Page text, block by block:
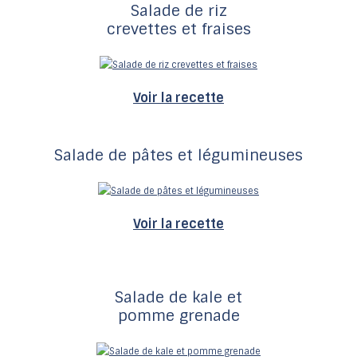
Salade de riz
crevettes et fraises
Voir la recette
Salade de pâtes et légumineuses
Voir la recette
Salade de kale et
pomme grenade